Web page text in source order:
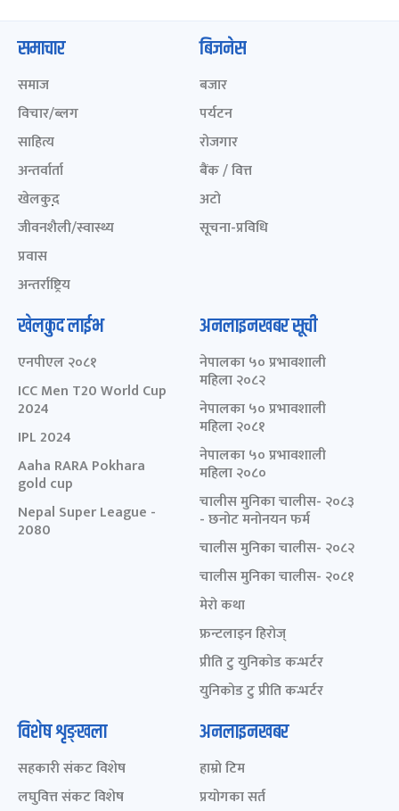
समाचार
समाज
विचार/ब्लग
साहित्य
अन्तर्वार्ता
खेलकुद़़
जीवनशैली/स्वास्थ्य
प्रवास
अन्तर्राष्ट्रिय
बिजनेस
बजार
पर्यटन
रोजगार
बैंक / वित्त
अटो
सूचना-प्रविधि
खेलकुद लाईभ
एनपीएल २०८१
ICC Men T20 World Cup
2024
IPL 2024
Aaha RARA Pokhara
gold cup
Nepal Super League -
2080
अनलाइनखबर सूची
नेपालका ५० प्रभावशाली
महिला २०८२
नेपालका ५० प्रभावशाली
महिला २०८१
नेपालका ५० प्रभावशाली
महिला २०८०
चालीस मुनिका चालीस- २०८३
- छनोट मनोनयन फर्म
चालीस मुनिका चालीस- २०८२
चालीस मुनिका चालीस- २०८१
मेरो कथा
फ्रन्टलाइन हिरोज्
प्रीति टु युनिकोड कन्भर्टर
युनिकोड टु प्रीति कन्भर्टर
विशेष शृङ्खला
सहकारी संकट विशेष
लघुवित्त संकट विशेष
अनलाइनखबर
हाम्रो टिम
प्रयोगका सर्त